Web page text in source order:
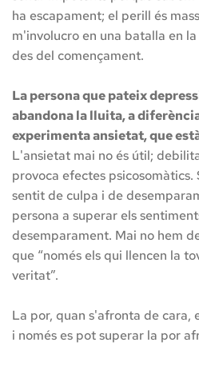
ha escapament; el perill és
m'involucro en una batalla en
des del començament.
La persona que pateix
abandona la lluita, a
L'ansietat mai no és útil;
provoca efectes
sentit de culpa i de
persona a superar els
desemparament. Mai no hem
que “només els qui llencen la
veritat”.
La por, quan s'afronta de cara,
i només es pot superar la por